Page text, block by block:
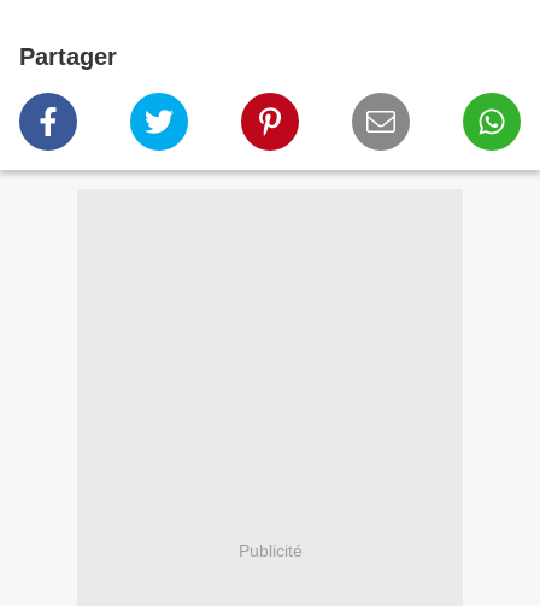
Partager
Publicité